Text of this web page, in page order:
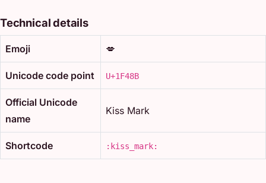
Technical details
Emoji 💋
Unicode code point U+1F48B
Official Unicode
name
Kiss Mark
Shortcode :kiss_mark: